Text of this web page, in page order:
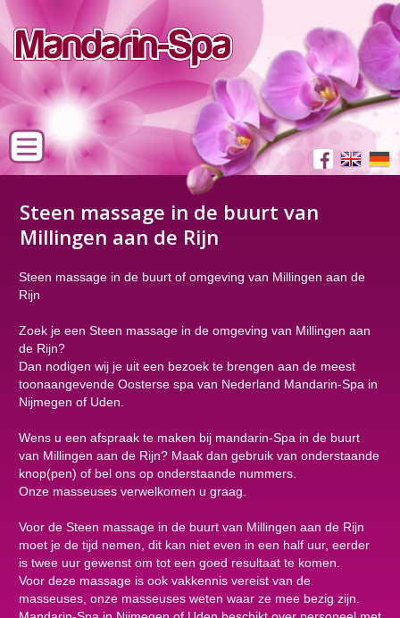
Steen massage in de buurt van
Millingen aan de Rijn
Steen massage in de buurt of omgeving van Millingen aan de
Rijn
Zoek je een Steen massage in de omgeving van Millingen aan
de Rijn?
Dan nodigen wij je uit een bezoek te brengen aan de meest
toonaangevende Oosterse spa van Nederland Mandarin-Spa in
Nijmegen of Uden.
Wens u een afspraak te maken bij mandarin-Spa in de buurt
van Millingen aan de Rijn? Maak dan gebruik van onderstaande
knop(pen) of bel ons op onderstaande nummers.
Onze masseuses verwelkomen u graag.
Voor de Steen massage in de buurt van Millingen aan de Rijn
moet je de tijd nemen, dit kan niet even in een half uur, eerder
is twee uur gewenst om tot een goed resultaat te komen.
Voor deze massage is ook vakkennis vereist van de
masseuses, onze masseuses weten waar ze mee bezig zijn.